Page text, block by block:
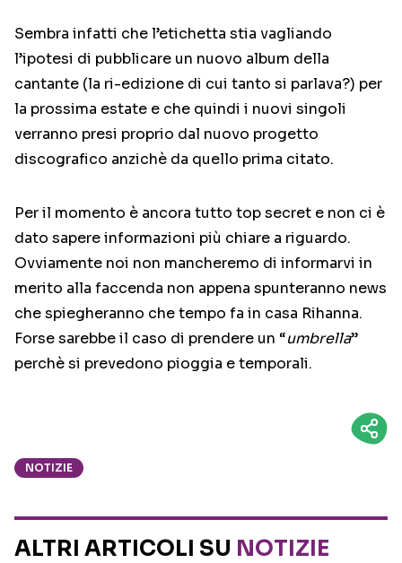
Sembra infatti che l’etichetta stia vagliando
l’ipotesi di pubblicare un nuovo album della
cantante (la ri-edizione di cui tanto si parlava?) per
la prossima estate e che quindi i nuovi singoli
verranno presi proprio dal nuovo progetto
discografico anzichè da quello prima citato.
Per il momento è ancora tutto top secret e non ci è
dato sapere informazioni più chiare a riguardo.
Ovviamente noi non mancheremo di informarvi in
merito alla faccenda non appena spunteranno news
che spiegheranno che tempo fa in casa Rihanna.
Forse sarebbe il caso di prendere un “umbrella”
perchè si prevedono pioggia e temporali.
NOTIZIE
ALTRI ARTICOLI SU NOTIZIE